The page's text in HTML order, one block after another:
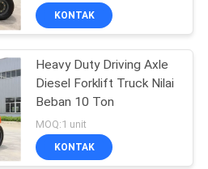
KONTAK
Heavy Duty Driving Axle
Diesel Forklift Truck Nilai
Beban 10 Ton
MOQ:1 unit
KONTAK